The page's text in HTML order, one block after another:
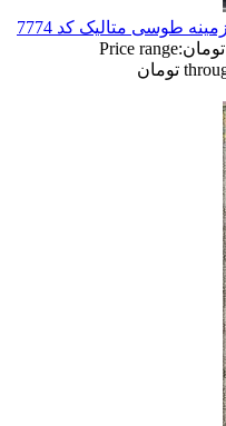
تومانPrice range: